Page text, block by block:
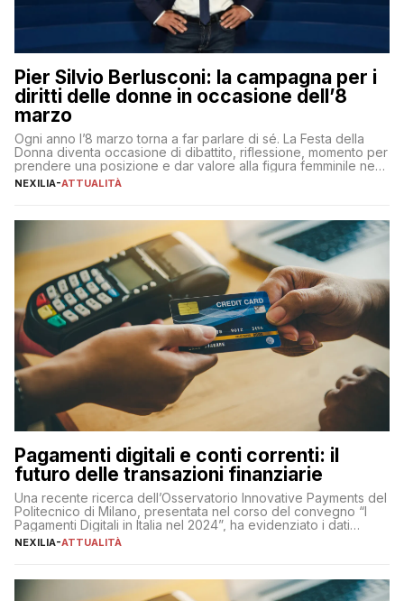
Pier Silvio Berlusconi: la campagna per i
diritti delle donne in occasione dell’8
marzo
Ogni anno l’8 marzo torna a far parlare di sé. La Festa della
Donna diventa occasione di dibattito, riflessione, momento per
prendere una posizione e dar valore alla figura femminile nella
sua complessità e crucialità. A lanciare un messaggio “forte e
NEXILIA-ATTUALITÀ
Pagamenti digitali e conti correnti: il
futuro delle transazioni finanziarie
Una recente ricerca dell’Osservatorio Innovative Payments del
Politecnico di Milano, presentata nel corso del convegno “I
Pagamenti Digitali in Italia nel 2024”, ha evidenziato i dati
definitivi del primo semestre 2024 relativamente alle
NEXILIA-ATTUALITÀ